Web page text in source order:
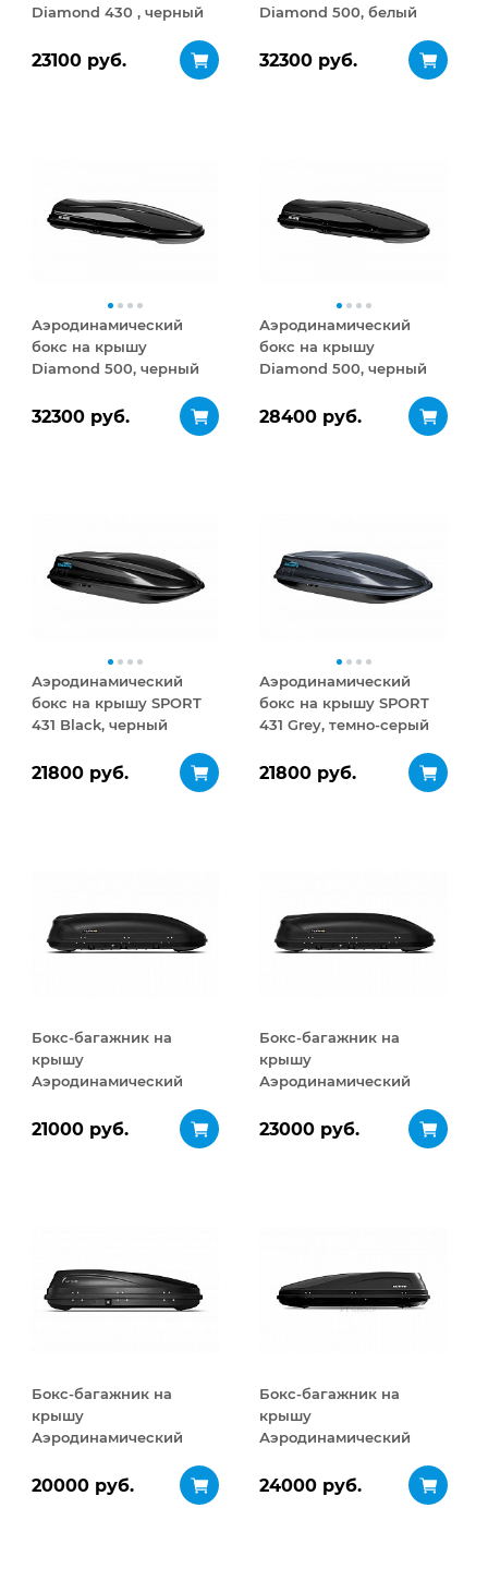
Diamond 430 , черный
23100 руб.
Diamond 500, белый
32300 руб.
Аэродинамический
бокс на крышу
Diamond 500, черный
32300 руб.
Аэродинамический
бокс на крышу
Diamond 500, черный
28400 руб.
Аэродинамический
бокс на крышу SPORT
431 Black, черный
21800 руб.
Аэродинамический
бокс на крышу SPORT
431 Grey, темно-серый
21800 руб.
Бокс-багажник на
крышу
Аэродинамический
21000 руб.
Бокс-багажник на
крышу
Аэродинамический
ДВУСТОРОННЕЕ
23000 руб.
Бокс-багажник на
крышу
Аэродинамический
ДВУСТОРОННЕЕ
20000 руб.
Бокс-багажник на
крышу
Аэродинамический
ДВУСТОРОННЕЕ
24000 руб.